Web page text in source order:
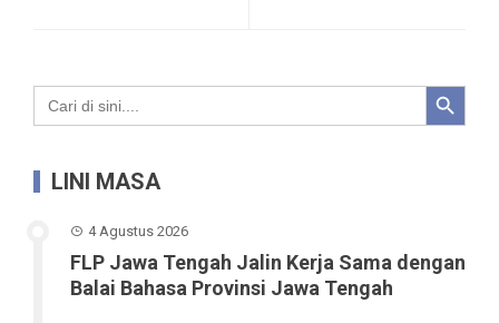
Search
for:
Search Button
LINI MASA
4 Agustus 2026
FLP Jawa Tengah Jalin Kerja Sama dengan
Balai Bahasa Provinsi Jawa Tengah